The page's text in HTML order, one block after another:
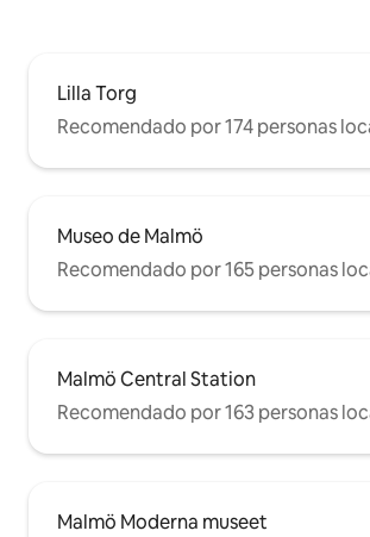
Lilla Torg
Recomendado por 174 personas
Museo de Malmö
Recomendado por 165 personas
Malmö Central Station
Recomendado por 163 personas
Malmö Moderna museet